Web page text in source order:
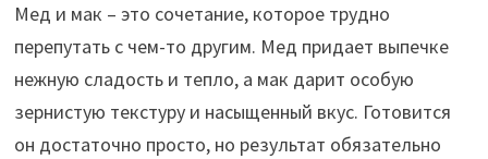
b
o
o
k
gr
a
m
at
sA
p
p
er
Мед и мак – это сочетание, которое трудно
перепутать с чем-то другим. Мед придает выпечке
нежную сладость и тепло, а мак дарит особую
зернистую текстуру и насыщенный вкус. Готовится
он достаточно просто, но результат обязательно